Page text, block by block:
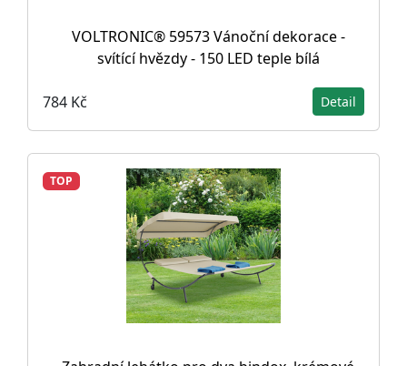
VOLTRONIC® 59573 Vánoční dekorace -
svítící hvězdy - 150 LED teple bílá
784 Kč Detail
TOP